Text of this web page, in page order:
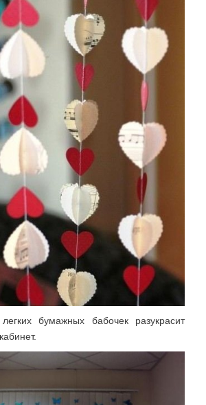
бумажных бабочек разукрасит